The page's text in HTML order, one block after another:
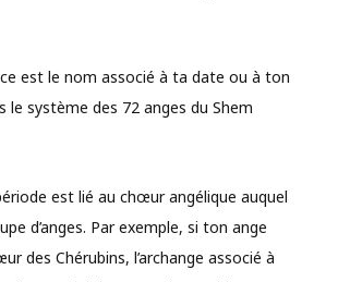
est le nom associé à ta date ou à ton
le système des 72 anges du Shem
est lié au chœur angélique auquel
d’anges. Par exemple, si ton ange
des Chérubins, l’archange associé à